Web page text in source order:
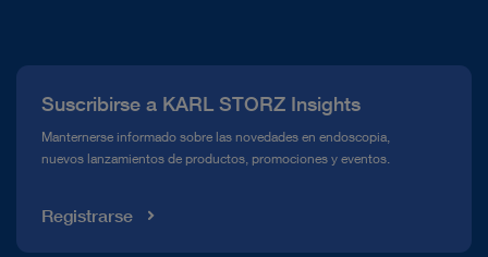
Línea de atención para el Cumplimiento normativo (Hotline)
Mediateca
Suscribirse a KARL STORZ Insights
Manternerse informado sobre las novedades en endoscopia,
nuevos lanzamientos de productos, promociones y eventos.
Registrarse